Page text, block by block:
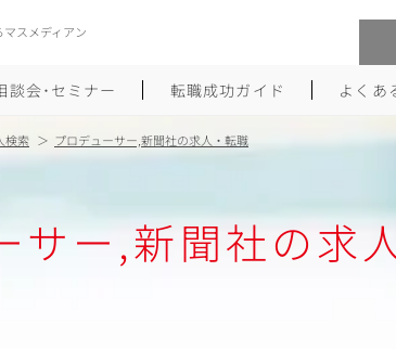
スメディアン
談会･セミナー 転職成功ガイド
つくり方 大手広告会社への転職
よくあ
検索 プロデューサー,新聞社の求人・転職
サー,新聞社の求